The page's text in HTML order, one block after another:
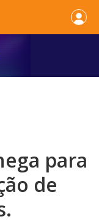
para
de